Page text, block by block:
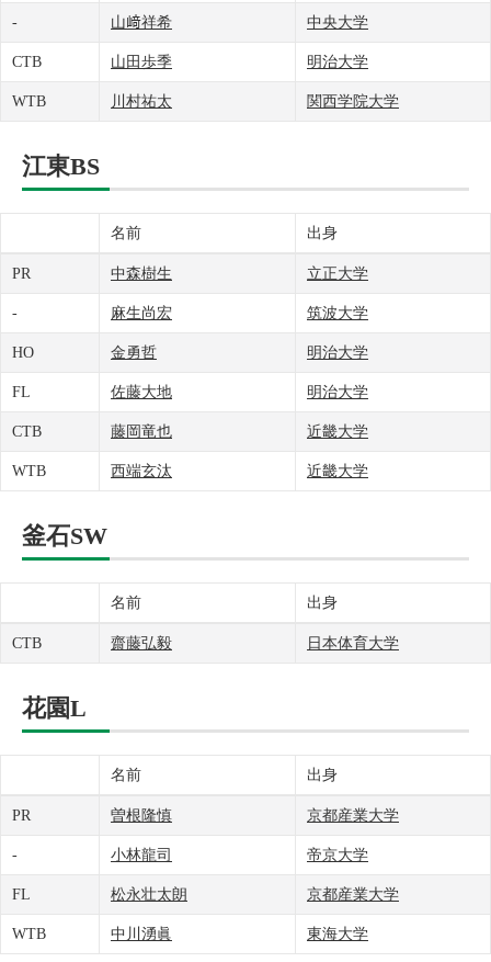
- 山﨑祥希 中央大学
CTB 山田歩季 明治大学
WTB 川村祐太 関西学院大学
江東BS
名前 出身
PR 中森樹生 立正大学
- 麻生尚宏 筑波大学
HO 金勇哲 明治大学
FL 佐藤大地 明治大学
CTB 藤岡竜也 近畿大学
WTB 西端玄汰 近畿大学
釜石SW
名前 出身
CTB 齋藤弘毅 日本体育大学
花園L
名前 出身
PR 曽根隆慎 京都産業大学
- 小林龍司 帝京大学
FL 松永壮太朗 京都産業大学
WTB 中川湧眞 東海大学